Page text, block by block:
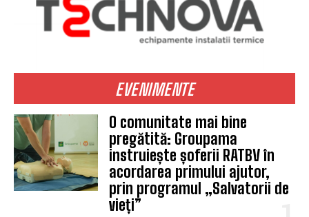
EVENIMENTE
O comunitate mai bine
pregătită: Groupama
instruiește șoferii RATBV în
acordarea primului ajutor,
prin programul „Salvatorii de
vieți”